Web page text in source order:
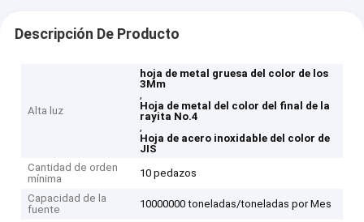
Descripción De Producto
Alta luz
hoja de metal gruesa del color de los
3Mm
,
Hoja de metal del color del final de la
rayita No.4
,
Hoja de acero inoxidable del color de
JIS
Cantidad de orden
mínima
10 pedazos
Capacidad de la
fuente
10000000 toneladas/toneladas por Mes